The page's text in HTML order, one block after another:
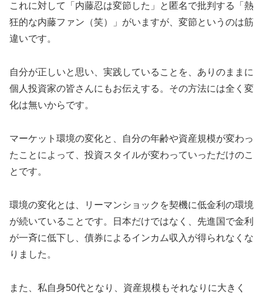
これに対して「内藤忍は変節した」と匿名で批判する「熱
狂的な内藤ファン（笑）」がいますが、変節というのは筋
違いです。
自分が正しいと思い、実践していることを、ありのままに
個人投資家の皆さんにもお伝えする。その方法には全く変
化は無いからです。
マーケット環境の変化と、自分の年齢や資産規模が変わっ
たことによって、投資スタイルが変わっていっただけのこ
とです。
環境の変化とは、リーマンショックを契機に低金利の環境
が続いていることです。日本だけではなく、先進国で金利
が一斉に低下し、債券によるインカム収入が得られなくな
りました。
また、私自身50代となり、資産規模もそれなりに大きく